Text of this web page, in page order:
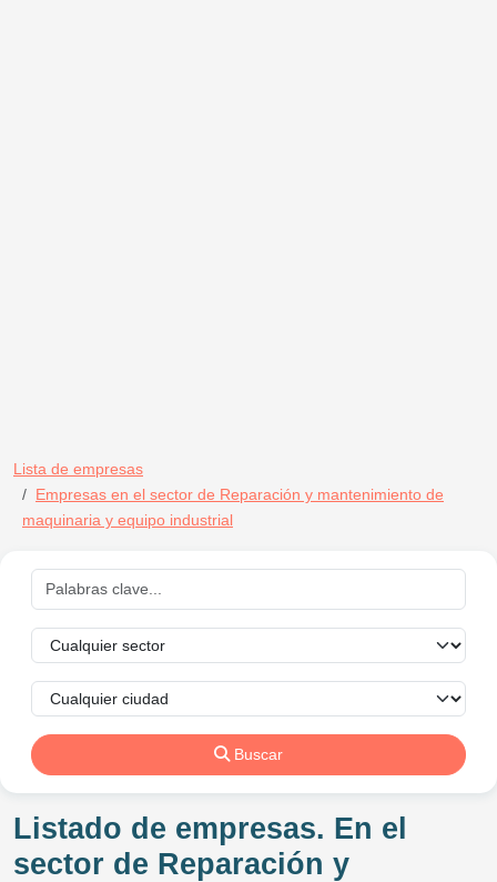
Lista de empresas
Empresas en el sector de Reparación y mantenimiento de
maquinaria y equipo industrial
Buscar
Listado de empresas. En el
sector de Reparación y